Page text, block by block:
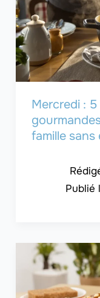
Mercredi :
famille